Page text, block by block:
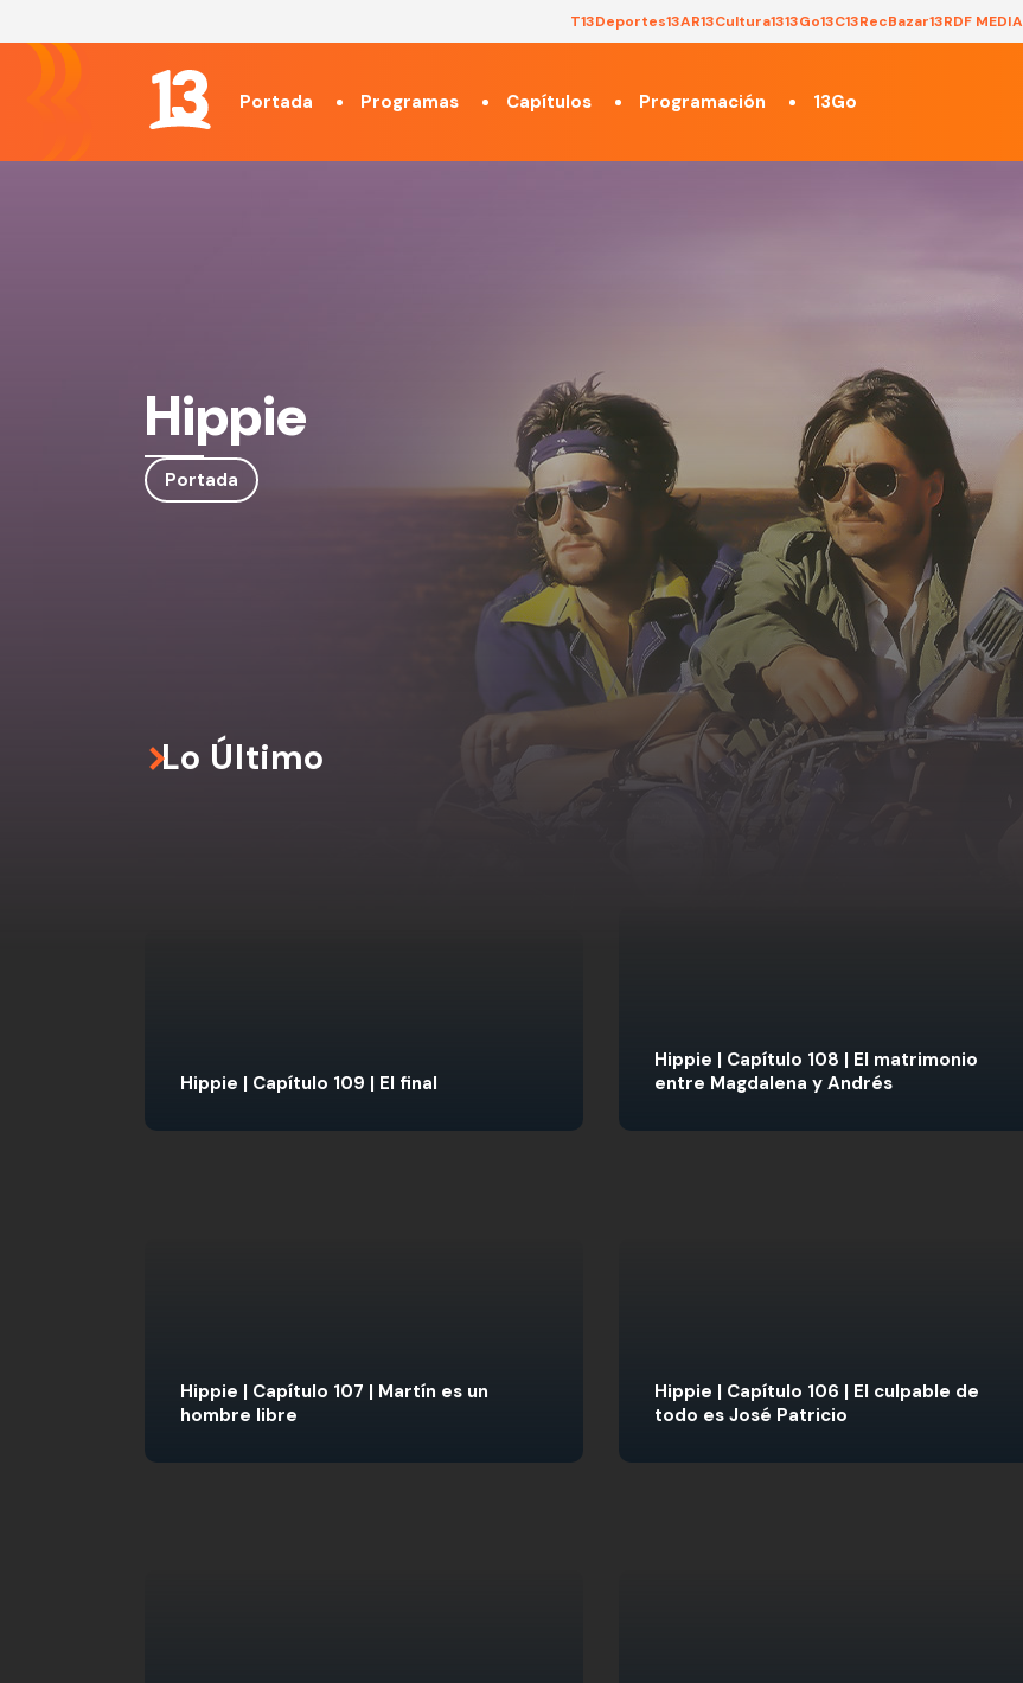
T13Deportes13AR13Cultura1313Go13C13RecBazar13RDF MEDIA
Portada Programas Capítulos Programación 13Go
Hippie
Portada
Lo Último
Hippie | Capítulo 109 | El final
Hippie | Capítulo 108 | El matrimonio
entre Magdalena y Andrés
Hippie | Capítulo 107 | Martín es un
hombre libre
Hippie | Capítulo 106 | El culpable de
todo es José Patricio